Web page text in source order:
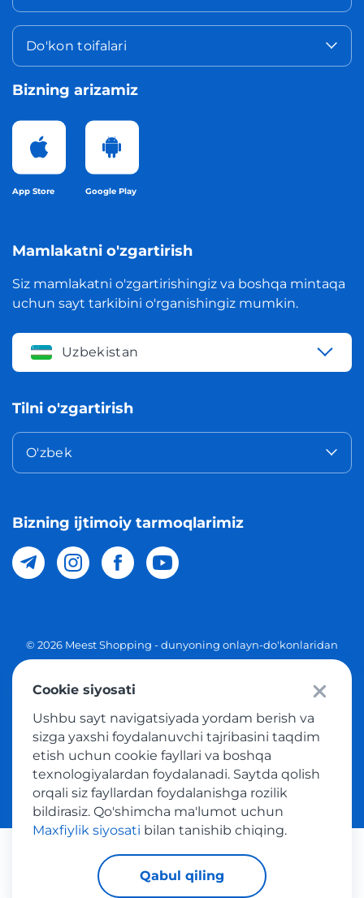
Do'kon toifalari
Bizning arizamiz
App Store Google Play
Mamlakatni o'zgartirish
Siz mamlakatni o'zgartirishingiz va boshqa mintaqa
uchun sayt tarkibini o'rganishingiz mumkin.
Uzbekistan
Tilni o'zgartirish
O'zbek
Bizning ijtimoiy tarmoqlarimiz
© 2026 Meest Shopping - dunyoning onlayn-do'konlaridan
Ommaviy taklif
Tovar sotib olish xizmatidan foydalanish shartlari
Cookie siyosati
Ushbu sayt navigatsiyada yordam berish va
sizga yaxshi foydalanuvchi tajribasini taqdim
etish uchun cookie fayllari va boshqa
texnologiyalardan foydalanadi. Saytda qolish
orqali siz fayllardan foydalanishga rozilik
bildirasiz. Qo'shimcha ma'lumot uchun
Maxfiylik siyosati bilan tanishib chiqing.
Qabul qiling